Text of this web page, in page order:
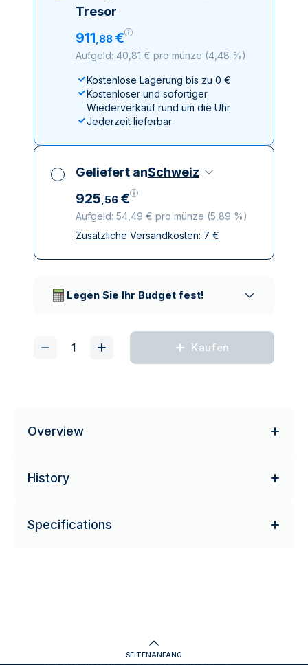
Tresor
911,88 €
Aufgeld: 40,81 € pro münze (4,48 %)
Kostenlose Lagerung bis zu 0 €
Kostenloser und sofortiger
Wiederverkauf rund um die Uhr
Jederzeit lieferbar
Geliefert anSchweiz
925,56 €
Aufgeld: 54,49 € pro münze (5,89 %)
Alle Steuern inbegriffen
Zusätzliche Versandkosten: 7 €
Legen Sie Ihr Budget fest!
Kaufen
Overview
History
Specifications
SEITENANFANG